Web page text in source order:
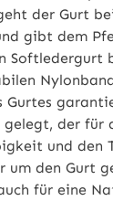
der Gurt
gibt dem
Softledergurt
gelegt, der
und den
um den Gurt
für eine